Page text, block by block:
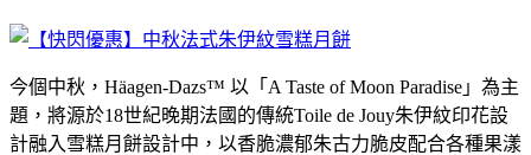
今個中秋，Häagen-Dazs™ 以「A Taste of Moon Paradise」為主
題，將源於18世紀晚期法國的傳統Toile de Jouy朱伊紋印花設
計融入雪糕月餅設計中，以香脆濃郁朱古力脆皮配合各種果漾